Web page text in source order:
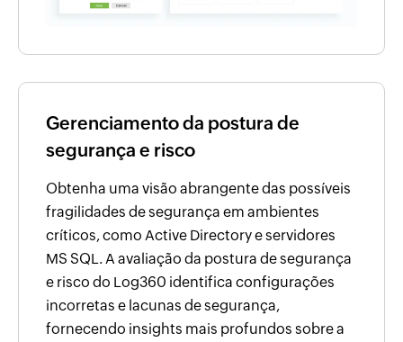
Gerenciamento da postura de
segurança e risco
Obtenha uma visão abrangente das possíveis
fragilidades de segurança em ambientes
críticos, como Active Directory e servidores
MS SQL. A avaliação da postura de segurança
e risco do Log360 identifica configurações
incorretas e lacunas de segurança,
fornecendo insights mais profundos sobre a